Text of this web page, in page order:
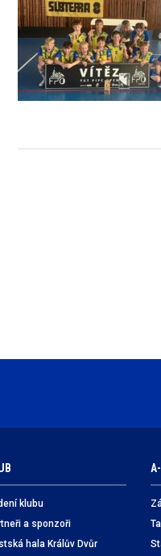
klubu
a sponzoři
hala Králův Dvůr